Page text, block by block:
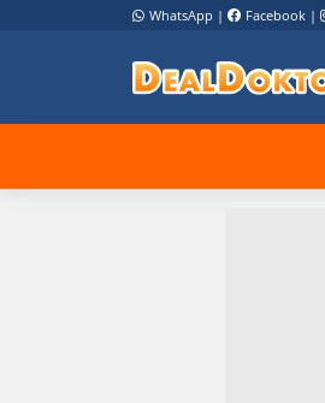
WhatsApp | Facebook |